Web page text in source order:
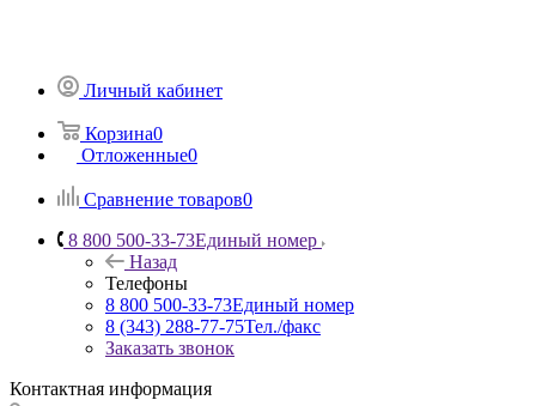
Личный кабинет
Корзина0
Отложенные0
Сравнение товаров0
8 800 500-33-73Единый номер
Назад
Телефоны
8 800 500-33-73Единый номер
8 (343) 288-77-75Тел./факс
Заказать звонок
Контактная информация